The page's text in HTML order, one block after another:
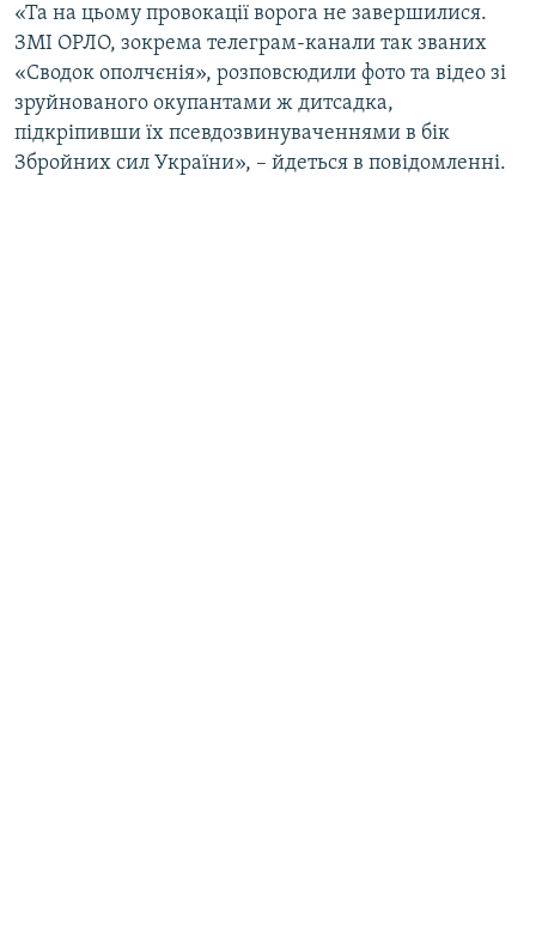
«Та на цьому провокації ворога не завершилися.
ЗМІ ОРЛО, зокрема телеграм-канали так званих
«Сводок ополчєнія», розповсюдили фото та відео зі
зруйнованого окупантами ж дитсадка,
підкріпивши їх псевдозвинуваченнями в бік
Збройних сил України», – йдеться в повідомленні.